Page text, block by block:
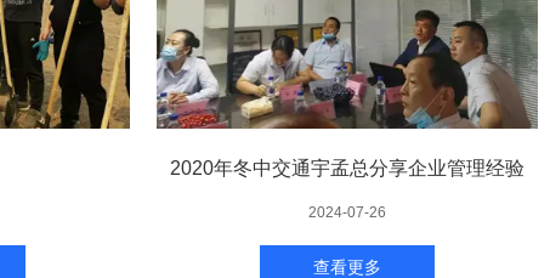
2020年冬中交通宇孟总分享企业管理经验
2024-07-26
查看更多